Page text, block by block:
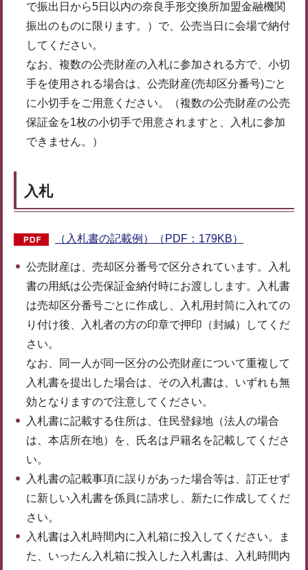
で振出日から5日以内の奈良手形交換所加盟金融機関
振出のものに限ります。）で、公売当日に会場で納付
してください。
なお、複数の公売財産の入札に参加される方で、小切
手を使用される場合は、公売財産(売却区分番号)ごと
に小切手をご用意ください。（複数の公売財産の公売
保証金を1枚の小切手で用意されますと、入札に参加
できません。）
入札
（入札書の記載例）（PDF：179KB）
公売財産は、売却区分番号で区分されています。入札
書の用紙は公売保証金納付時にお渡しします。入札書
は売却区分番号ごとに作成し、入札用封筒に入れての
り付け後、入札者の方の印章で押印（封緘）してくだ
さい。
なお、同一人が同一区分の公売財産について重複して
入札書を提出した場合は、その入札書は、いずれも無
効となりますので注意してください。
入札書に記載する住所は、住民登録地（法人の場合
は、本店所在地）を、氏名は戸籍名を記載してくださ
い。
入札書の記載事項に誤りがあった場合等は、訂正せず
に新しい入札書を係員に請求し、新たに作成してくだ
さい。
入札書は入札時間内に入札箱に投入してください。ま
た、いったん入札箱に投入した入札書は、入札時間内